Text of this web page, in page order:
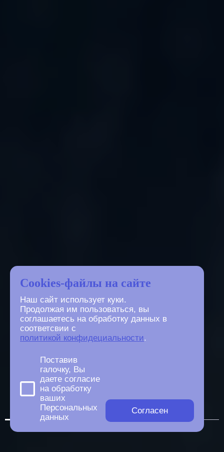
Cookies-файлы на сайте
Наш сайт использует куки.
Продолжая им пользоваться, вы
соглашаетесь на обработку данных в
соответсвии с
политикой конфидециальности.
Поставив
галочку, Вы
даете согласие
на обработку
ваших
Персональных
данных
Согласен